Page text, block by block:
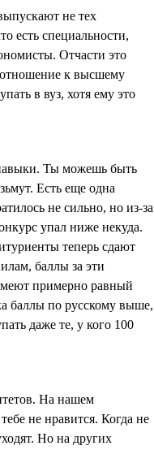
не тех
есть специальности,
Отчасти это
отношение к высшему
в вуз, хотя ему это
Ты можешь быть
Есть еще одна
не сильно, но из-за
упал ниже некуда.
теперь сдают
баллы за эти
примерно равный
баллы по русскому выше,
даже те, у кого 100
На нашем
не нравится. Когда не
Но на других